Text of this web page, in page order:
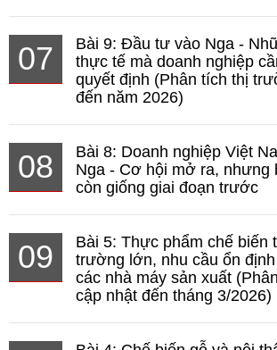
07
Bài 9: Đầu tư vào Nga -
thực tế mà doanh nghiệp
quyết định (Phân tích thị
đến năm 2026)
08
Bài 8: Doanh nghiệp Việt
Nga - Cơ hội mở ra, nhưng
còn giống giai đoạn trước
09
Bài 5: Thực phẩm chế biến
trường lớn, nhu cầu ổn
các nhà máy sản xuất
cập nhật đến tháng 3/2026)